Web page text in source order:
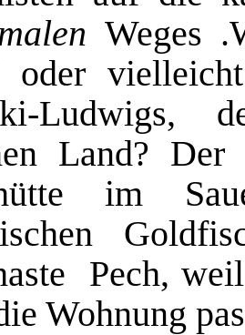
Weges
oder
Ludwigs,
Land?
im
Pech,
Wohnung